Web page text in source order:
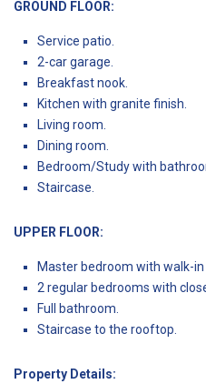
GROUND FLOOR:
Service patio.
2-car garage.
Breakfast nook.
Kitchen with granite finish.
Living room.
Dining room.
Bedroom/Study with
Staircase.
UPPER FLOOR:
Master bedroom with walk-
2 regular bedrooms with
Full bathroom.
Staircase to the rooftop.
Property Details: